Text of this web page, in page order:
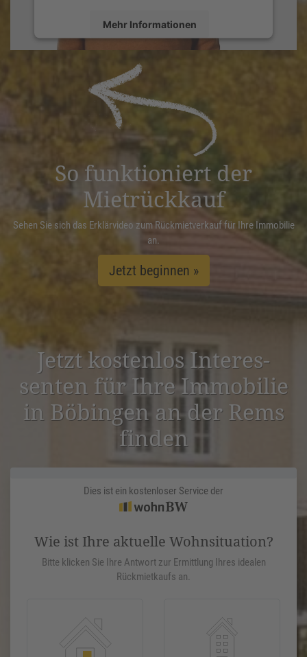
Mehr Informationen
powered by
Management Platform
So funktioniert der
Mietrückkauf
Sehen Sie sich das Erklärvideo zum Rückmietverkauf für Ihre Immobilie
an.
Jetzt beginnen »
Jetzt kostenlos Inter­es­
senten für Ihre Immobilie
in Böbingen an der Rems
finden
Dies ist ein kostenloser Service der
Wie ist Ihre aktuelle Wohnsituation?
Bitte klicken Sie Ihre Antwort zur Ermittlung Ihres idealen
Rückmietkaufs an.